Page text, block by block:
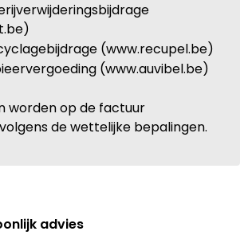
(www.recupel.be)
(www.auvibel.be)
worden op de factuur
de wettelijke bepalingen.
advies